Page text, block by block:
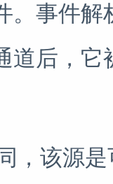
。事件
道后，
该源是